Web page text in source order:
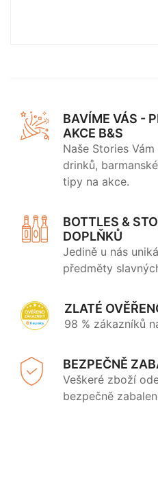
BAVÍME VÁS -
AKCE B&S
Naše Stories
drinků,
tipy na akce.
BOTTLES &
DOPLŇKŮ
Jedině u nás
předměty
ZLATÉ
98 % zákazníků
BEZPEČNĚ
Veškeré zboží
bezpečně